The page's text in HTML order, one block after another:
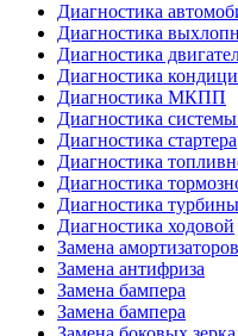
Диагностика
Диагностика
Диагностика
Диагностика
Диагностика МКПП
Диагностика
Диагностика стартера
Диагностика
Диагностика
Диагностика турбины
Диагностика ходовой
Замена амортизаторов
Замена антифриза
Замена бампера
Замена бампера